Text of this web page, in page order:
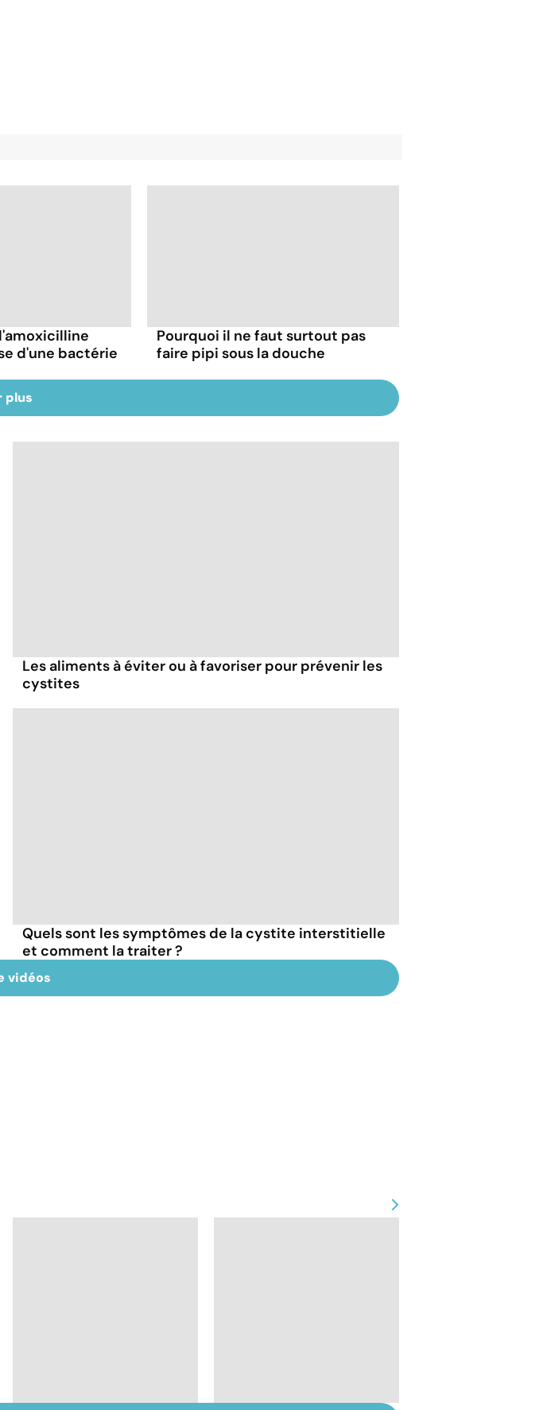
d'une bactérie
Pourquoi il ne faut surtout pas
faire pipi sous la douche
plus
Les aliments à éviter ou à favoriser pour prévenir les
cystites
Quels sont les symptômes de la cystite interstitielle
et comment la traiter ?
vidéos